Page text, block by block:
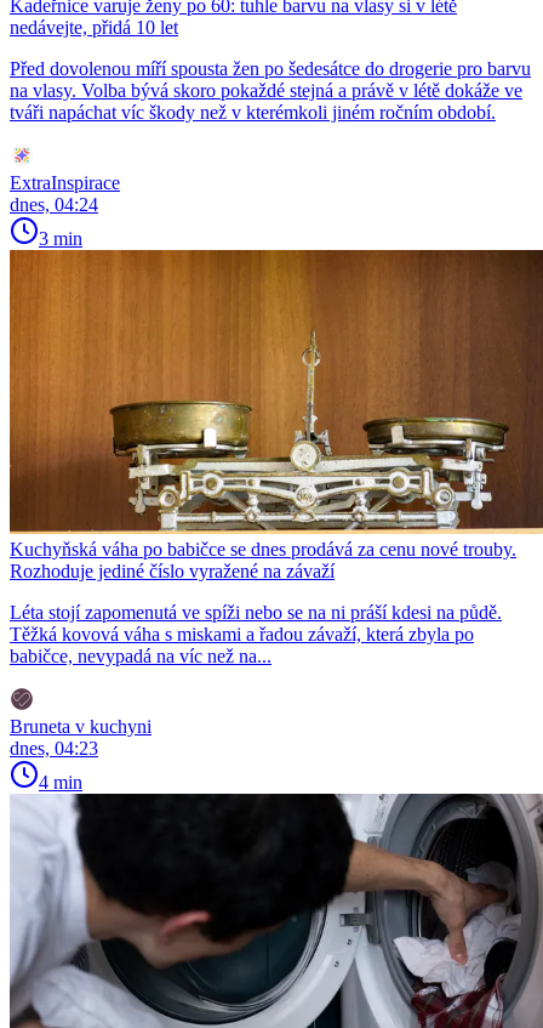
Kadeřnice varuje ženy po 60: tuhle barvu na vlasy si v létě
nedávejte, přidá 10 let
Před dovolenou míří spousta žen po šedesátce do drogerie pro barvu
na vlasy. Volba bývá skoro pokaždé stejná a právě v létě dokáže ve
tváři napáchat víc škody než v kterémkoli jiném ročním období.
ExtraInspirace
dnes, 04:24
3 min
Kuchyňská váha po babičce se dnes prodává za cenu nové trouby.
Rozhoduje jediné číslo vyražené na závaží
Léta stojí zapomenutá ve spíži nebo se na ni práší kdesi na půdě.
Těžká kovová váha s miskami a řadou závaží, která zbyla po
babičce, nevypadá na víc než na...
Bruneta v kuchyni
dnes, 04:23
4 min